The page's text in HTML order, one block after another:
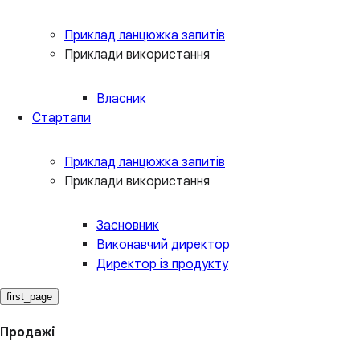
Приклад ланцюжка запитів
Приклади використання
Власник
Стартапи
Приклад ланцюжка запитів
Приклади використання
Засновник
Виконавчий директор
Директор із продукту
first_page
Продажі